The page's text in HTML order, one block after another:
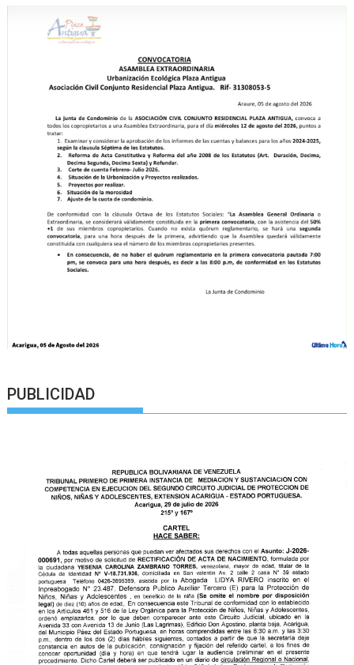
PUBLICIDAD